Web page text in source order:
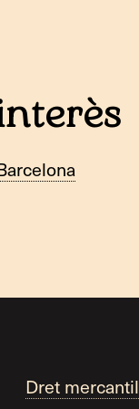
Dret mercantil